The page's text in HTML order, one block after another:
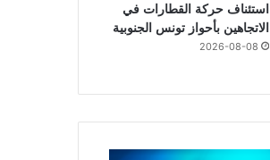
استئناف حركة القطارات في
الاتجاهين بأحواز تونس الجنوبية
2026-08-08